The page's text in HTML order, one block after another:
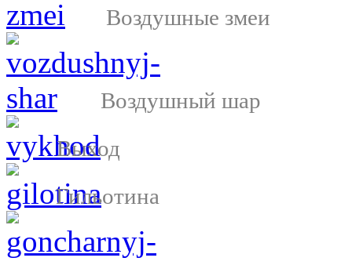
Воздушные змеи
Воздушный шар
Выход
Гильотина